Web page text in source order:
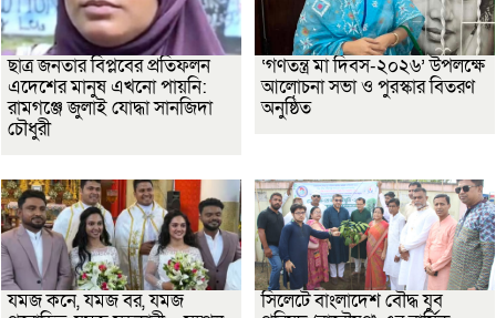
ছাত্র জনতার বিপ্লবের প্রতিফলন
এদেশের মানুষ এখনো পায়নি:
রামগঞ্জে জুলাই যোদ্ধা সানজিদা
চৌধুরী
‘গণতন্ত্র মা দিবস-২০২৬’ উপলক্ষে
আলোচনা সভা ও পুরস্কার বিতরণ
অনুষ্ঠিত
যমজ কনে, যমজ বর, যমজ
সিলেটে বাংলাদেশ বৌদ্ধ যুব